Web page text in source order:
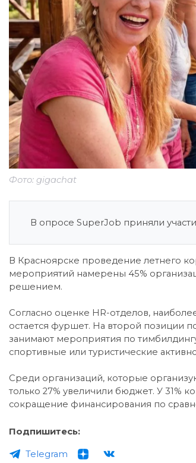
Фото: gigachat
В опросе SuperJob приняли
В Красноярске проведение летнего
мероприятий намерены 45%
решением.
Согласно оценке HR-отделов,
остается фуршет. На второй позиции
занимают мероприятия по
спортивные или туристические
Среди организаций, которые
только 27% увеличили бюджет. У 31%
сокращение финансирования по
Подпишитесь:
Telegram